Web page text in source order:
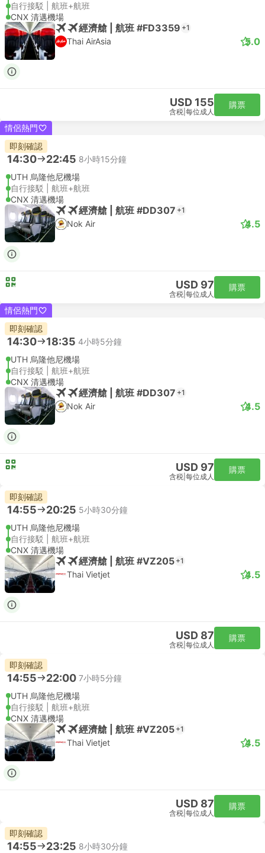
自行接駁 | 航班+航班
CNX 清邁機場
經濟艙 | 航班 #FD3359 +1
Thai AirAsia 5.0
USD 155
含税 每位成人
購票
情侶熱門
即刻確認
14:30 22:45 8小時15分鐘
UTH 烏隆他尼機場
自行接駁 | 航班+航班
CNX 清邁機場
經濟艙 | 航班 #DD307 +1
Nok Air 4.5
USD 97
含税 每位成人
購票
情侶熱門
即刻確認
14:30 18:35 4小時5分鐘
UTH 烏隆他尼機場
自行接駁 | 航班+航班
CNX 清邁機場
經濟艙 | 航班 #DD307 +1
Nok Air 4.5
USD 97
含税 每位成人
購票
即刻確認
14:55 20:25 5小時30分鐘
UTH 烏隆他尼機場
自行接駁 | 航班+航班
CNX 清邁機場
經濟艙 | 航班 #VZ205 +1
Thai Vietjet 4.5
USD 87
含税 每位成人
購票
即刻確認
14:55 22:00 7小時5分鐘
UTH 烏隆他尼機場
自行接駁 | 航班+航班
CNX 清邁機場
經濟艙 | 航班 #VZ205 +1
Thai Vietjet 4.5
USD 87
含税 每位成人
購票
即刻確認
14:55 23:25 8小時30分鐘